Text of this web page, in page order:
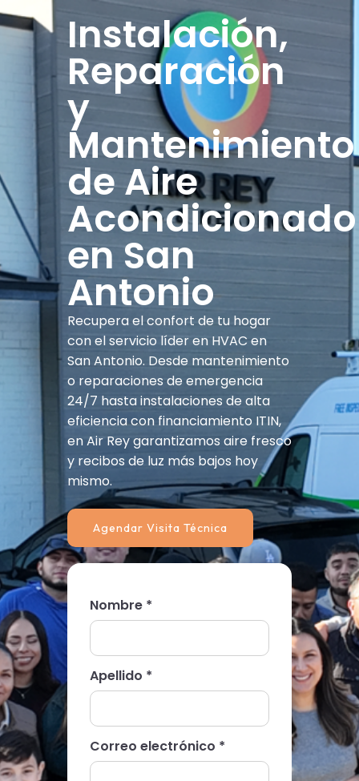
Instalación,
Reparación
y
Mantenimiento
de Aire
Acondicionado
en San
Antonio
Recupera el confort de tu hogar
con el servicio líder en HVAC en
San Antonio. Desde mantenimiento
o reparaciones de emergencia
24/7 hasta instalaciones de alta
eficiencia con financiamiento ITIN,
en Air Rey garantizamos aire fresco
y recibos de luz más bajos hoy
mismo.
Agendar Visita Técnica
Nombre *
Apellido *
Correo electrónico *